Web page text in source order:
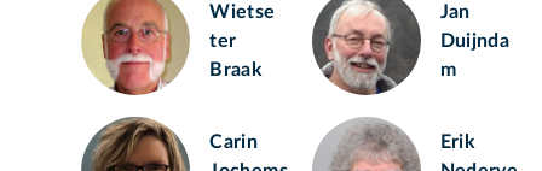
Wietse
ter
Braak
Jan
Duijnda
m
Carin
Erik